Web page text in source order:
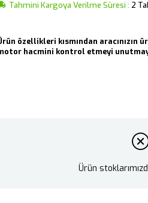
Tahmini Kargoya Verilme Süresi : 2
özellikleri kısmından aracınızın
hacmini kontrol etmeyi
Ürün